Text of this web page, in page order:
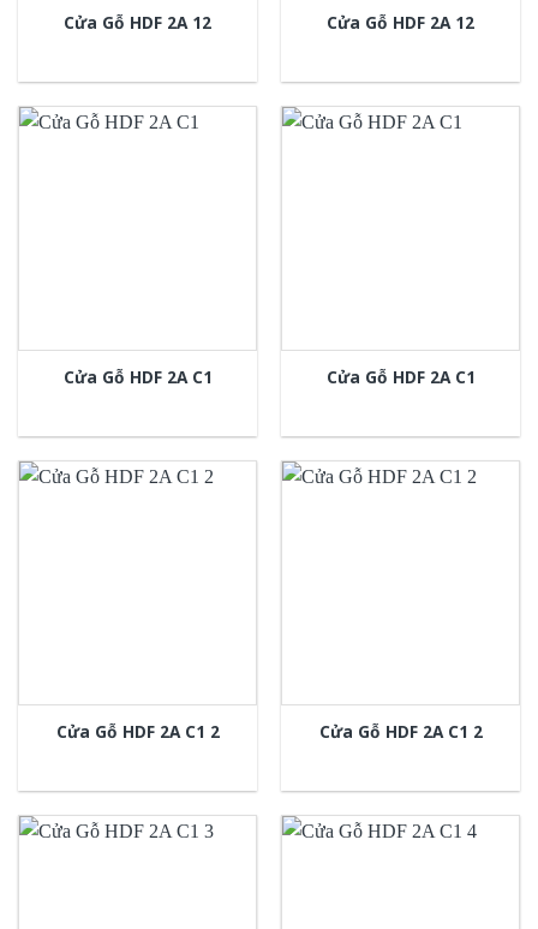
Cửa Gỗ HDF 2A 12 Cửa Gỗ HDF 2A 12
Cửa Gỗ HDF 2A C1 Cửa Gỗ HDF 2A C1
Cửa Gỗ HDF 2A C1 2 Cửa Gỗ HDF 2A C1 2